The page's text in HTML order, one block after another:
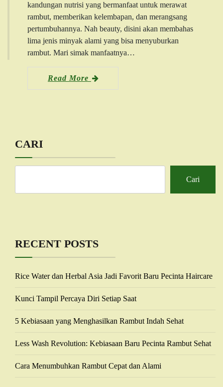
kandungan nutrisi yang bermanfaat untuk merawat
rambut, memberikan kelembapan, dan merangsang
pertumbuhannya. Nah beauty, disini akan membahas
lima jenis minyak alami yang bisa menyuburkan
rambut. Mari simak manfaatnya…
Read More
CARI
Cari
RECENT POSTS
Rice Water dan Herbal Asia Jadi Favorit Baru Pecinta Haircare
Kunci Tampil Percaya Diri Setiap Saat
5 Kebiasaan yang Menghasilkan Rambut Indah Sehat
Less Wash Revolution: Kebiasaan Baru Pecinta Rambut Sehat
Cara Menumbuhkan Rambut Cepat dan Alami